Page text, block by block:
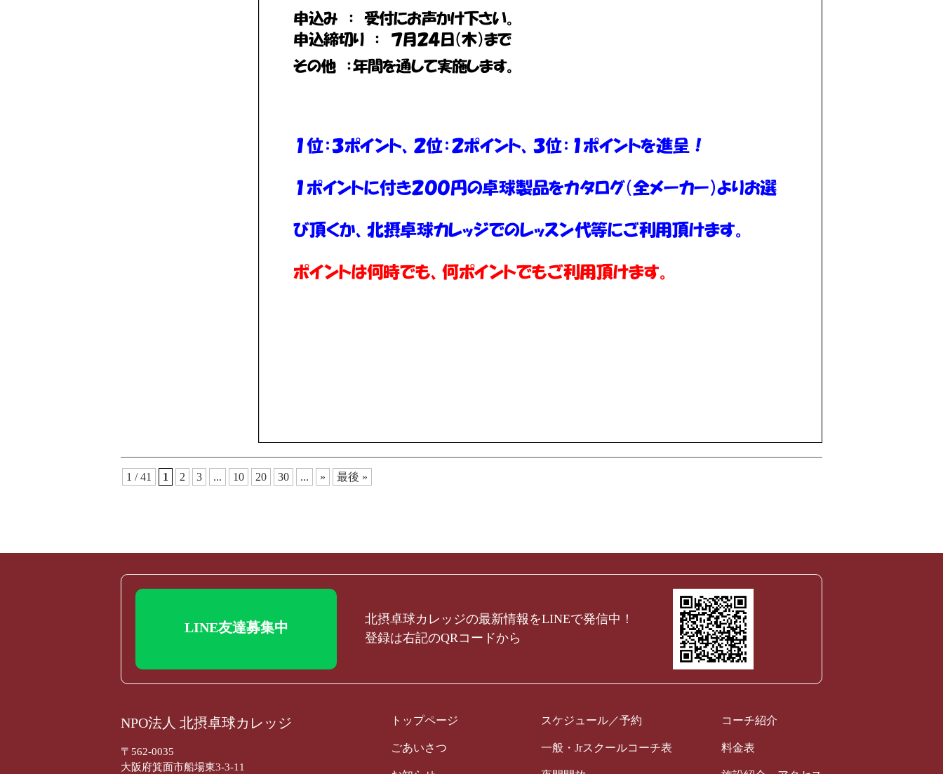
1 / 41 1 2 3 ... 10 20 30 ... » 最後 »
LINE友達募集中
北摂卓球カレッジの最新情報をLINEで発信中！
登録は右記のQRコードから
NPO法人 北摂卓球カレッジ
〒562-0035
大阪府箕面市船場東3-3-11
トップページ
ごあいさつ
スケジュール／予約
一般・Jrスクールコーチ表
コーチ紹介
料金表